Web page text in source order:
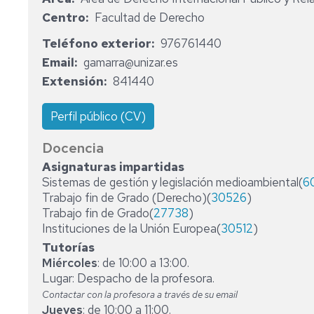
CONSEJO
DE
DEPARTAMENTO
ÁREAS
DERECHO
ADMINISTRATIVO
DERECHO
CONSTITUCIONAL
DERECHO
ECLESIÁSTICO
DEL
ESTADO
DERECHO
DOCENTE
PERSONAL
DE
ADMINISTRACIÓN
Y
SERVICIOS
Centro
Facultad de Derecho
Teléfono exterior
976761440
Email
gamarra@unizar.es
Extensión
841440
Perfil público (CV)
Docencia
Asignaturas impartidas
Sistemas de gestión y legislación medioambiental(
Trabajo fin de Grado (Derecho)(30526)
Trabajo fin de Grado(27738)
Instituciones de la Unión Europea(30512)
Tutorías
Miércoles: de 10:00 a 13:00.
Lugar: Despacho de la profesora.
Contactar con la profesora a través de su email
Jueves: de 10:00 a 11:00.